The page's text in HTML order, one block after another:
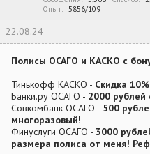
Опыт
5856/109
22.08.24
Полисы ОСАГО и КАСКО с
Тинькофф КАСКО - Скидка
Банки.ру ОСАГО - 2000 рублей
Совкомбанк ОСАГО - 500
многоразовый!
Финуслуги ОСАГО - 3000
размера полиса от меня!